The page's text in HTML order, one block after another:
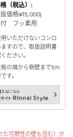
（税込）:
価格¥15,000)
付 フッ素用
いただけないコンロ
すので、取扱説明書
ださい。
の端から側壁まで1cm
す。
た可燃性の壁も含む）か